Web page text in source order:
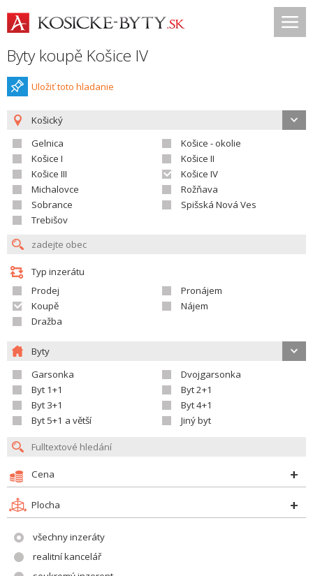
Byty koupě Košice IV
Uložiť toto hladanie
Košický
Gelnica
Košice - okolie
Košice I
Košice II
Košice III
Košice IV
Michalovce
Rožňava
Sobrance
Spišská Nová Ves
Trebišov
Typ inzerátu
Prodej
Pronájem
Koupě
Nájem
Dražba
Byty
Garsonka
Dvojgarsonka
Byt 1+1
Byt 2+1
Byt 3+1
Byt 4+1
Byt 5+1 a větší
Jiný byt
Cena
Plocha
všechny inzeráty
realitní kancelář